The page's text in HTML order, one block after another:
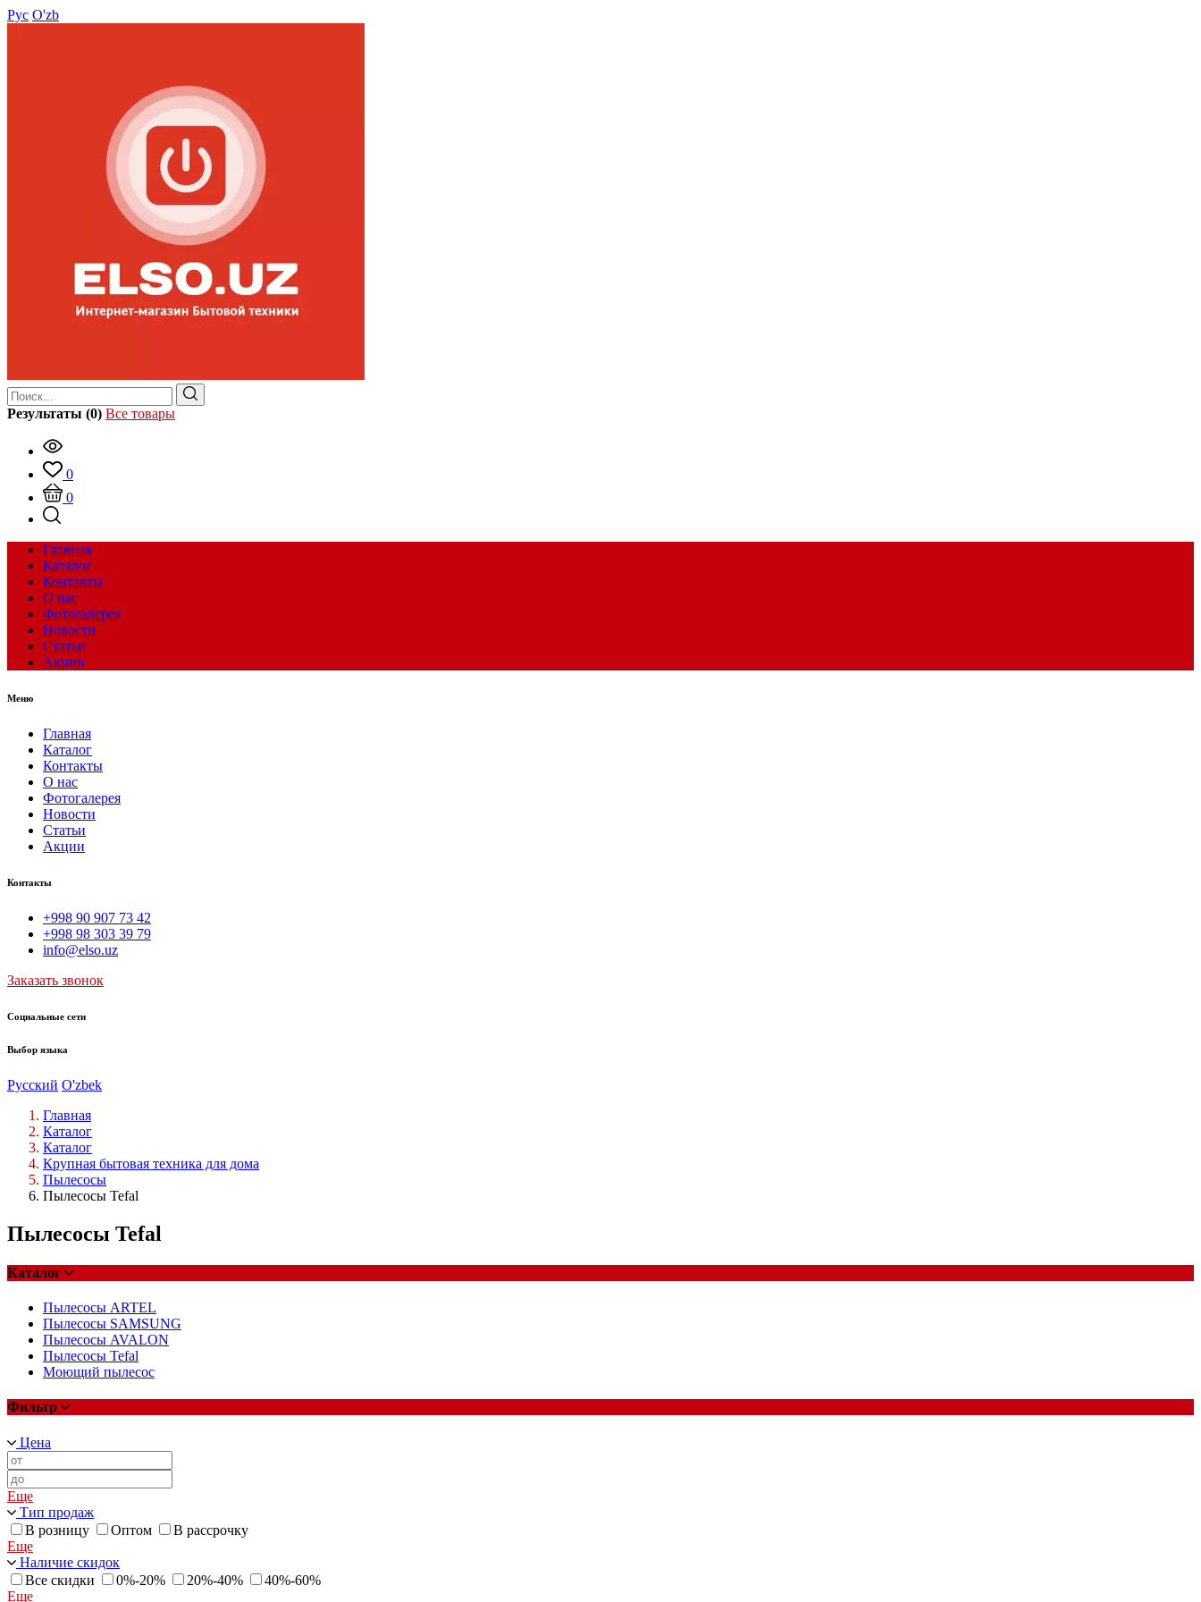
Рус O'zb
Результаты (0) Все товары
0
0
Главная
Каталог
Контакты
О нас
Фотогалерея
Новости
Статьи
Акции
Меню
Главная
Каталог
Контакты
О нас
Фотогалерея
Новости
Статьи
Акции
Контакты
+998 90 907 73 42
+998 98 303 39 79
info@elso.uz
Заказать звонок
Социальные сети
Выбор языка
Русский O'zbek
Главная
Каталог
Каталог
Крупная бытовая техника для дома
Пылесосы
Пылесосы Tefal
Пылесосы Tefal
Каталог
Пылесосы ARTEL
Пылесосы SAMSUNG
Пылесосы AVALON
Пылесосы Tefal
Моющий пылесос
Фильтр
Цена
Еще
Тип продаж
В розницу
Оптом
В рассрочку
Еще
Наличие скидок
Все скидки
0%-20% 20%-40%
40%-60%
Еще